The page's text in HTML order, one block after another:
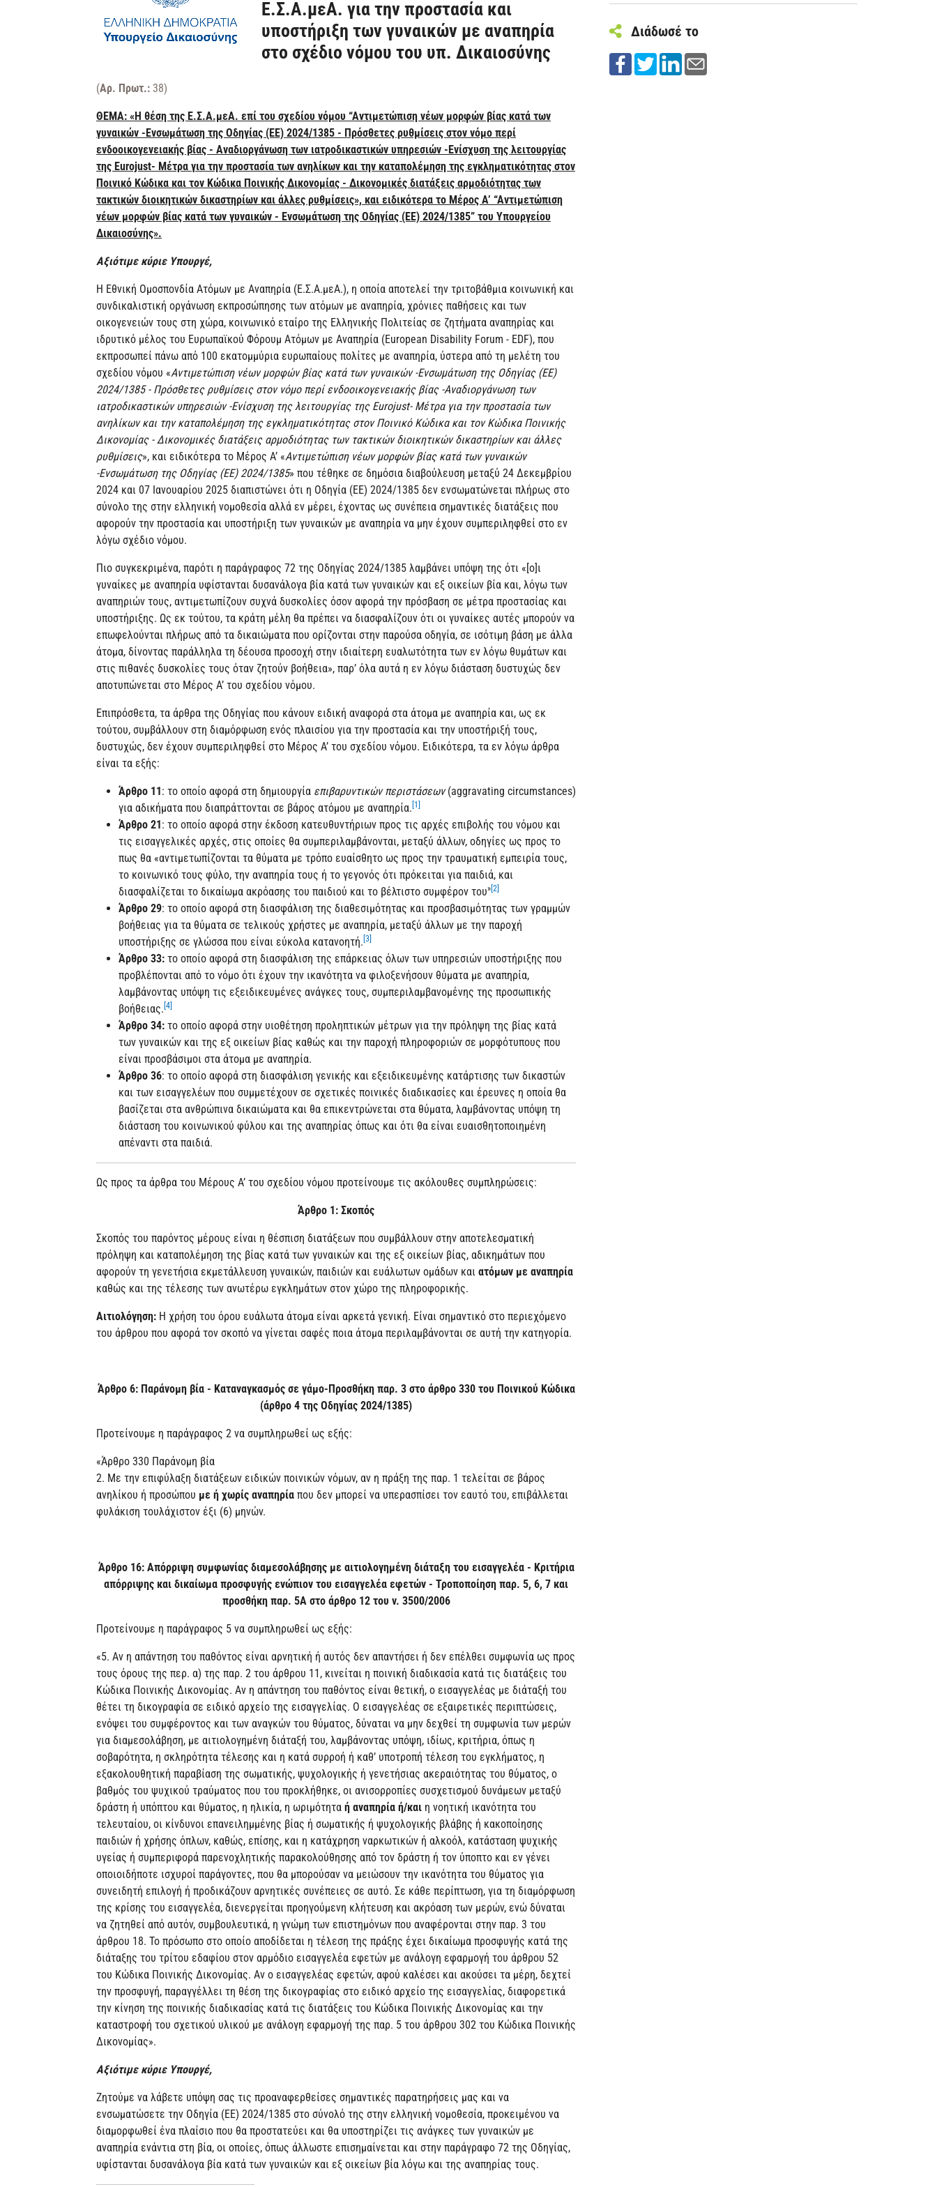
Ε.Σ.Α.μεΑ. για την προστασία και
υποστήριξη των γυναικών με αναπηρία
στο σχέδιο νόμου του υπ. Δικαιοσύνης
(Αρ. Πρωτ.: 38)
ΘΕΜΑ: «Η θέση της Ε.Σ.Α.μεΑ. επί του σχεδίου νόμου “Αντιμετώπιση νέων μορφών βίας κατά των
γυναικών -Ενσωμάτωση της Οδηγίας (ΕΕ) 2024/1385 - Πρόσθετες ρυθμίσεις στον νόμο περί
ενδοοικογενειακής βίας - Αναδιοργάνωση των ιατροδικαστικών υπηρεσιών -Ενίσχυση της λειτουργίας
της Eurojust- Μέτρα για την προστασία των ανηλίκων και την καταπολέμηση της εγκληματικότητας στον
Ποινικό Κώδικα και τον Κώδικα Ποινικής Δικονομίας - Δικονομικές διατάξεις αρμοδιότητας των
τακτικών διοικητικών δικαστηρίων και άλλες ρυθμίσεις», και ειδικότερα το Μέρος Α’ “Αντιμετώπιση
νέων μορφών βίας κατά των γυναικών - Ενσωμάτωση της Οδηγίας (ΕΕ) 2024/1385” του Υπουργείου
Δικαιοσύνης».
Αξιότιμε κύριε Υπουργέ,
Η Εθνική Ομοσπονδία Ατόμων με Αναπηρία (Ε.Σ.Α.μεΑ.), η οποία αποτελεί την τριτοβάθμια κοινωνική και
συνδικαλιστική οργάνωση εκπροσώπησης των ατόμων με αναπηρία, χρόνιες παθήσεις και των
οικογενειών τους στη χώρα, κοινωνικό εταίρο της Ελληνικής Πολιτείας σε ζητήματα αναπηρίας και
ιδρυτικό μέλος του Ευρωπαϊκού Φόρουμ Ατόμων με Αναπηρία (European Disability Forum - EDF), που
εκπροσωπεί πάνω από 100 εκατομμύρια ευρωπαίους πολίτες με αναπηρία, ύστερα από τη μελέτη του
σχεδίου νόμου «Αντιμετώπιση νέων μορφών βίας κατά των γυναικών -Ενσωμάτωση της Οδηγίας (ΕΕ)
2024/1385 - Πρόσθετες ρυθμίσεις στον νόμο περί ενδοοικογενειακής βίας -Αναδιοργάνωση των
ιατροδικαστικών υπηρεσιών -Ενίσχυση της λειτουργίας της Eurojust- Μέτρα για την προστασία των
ανηλίκων και την καταπολέμηση της εγκληματικότητας στον Ποινικό Κώδικα και τον Κώδικα Ποινικής
Δικονομίας - Δικονομικές διατάξεις αρμοδιότητας των τακτικών διοικητικών δικαστηρίων και άλλες
ρυθμίσεις», και ειδικότερα το Μέρος Α’ «Αντιμετώπιση νέων μορφών βίας κατά των γυναικών
-Ενσωμάτωση της Οδηγίας (ΕΕ) 2024/1385» που τέθηκε σε δημόσια διαβούλευση μεταξύ 24 Δεκεμβρίου
2024 και 07 Ιανουαρίου 2025 διαπιστώνει ότι η Οδηγία (EE) 2024/1385 δεν ενσωματώνεται πλήρως στο
σύνολο της στην ελληνική νομοθεσία αλλά εν μέρει, έχοντας ως συνέπεια σημαντικές διατάξεις που
αφορούν την προστασία και υποστήριξη των γυναικών με αναπηρία να μην έχουν συμπεριληφθεί στο εν
λόγω σχέδιο νόμου.
Πιο συγκεκριμένα, παρότι η παράγραφος 72 της Οδηγίας 2024/1385 λαμβάνει υπόψη της ότι «[ο]ι
γυναίκες με αναπηρία υφίστανται δυσανάλογα βία κατά των γυναικών και εξ οικείων βία και, λόγω των
αναπηριών τους, αντιμετωπίζουν συχνά δυσκολίες όσον αφορά την πρόσβαση σε μέτρα προστασίας και
υποστήριξης. Ως εκ τούτου, τα κράτη μέλη θα πρέπει να διασφαλίζουν ότι οι γυναίκες αυτές μπορούν να
επωφελούνται πλήρως από τα δικαιώματα που ορίζονται στην παρούσα οδηγία, σε ισότιμη βάση με άλλα
άτομα, δίνοντας παράλληλα τη δέουσα προσοχή στην ιδιαίτερη ευαλωτότητα των εν λόγω θυμάτων και
στις πιθανές δυσκολίες τους όταν ζητούν βοήθεια», παρ’ όλα αυτά η εν λόγω διάσταση δυστυχώς δεν
αποτυπώνεται στο Μέρος Α’ του σχεδίου νόμου.
Επιπρόσθετα, τα άρθρα της Οδηγίας που κάνουν ειδική αναφορά στα άτομα με αναπηρία και, ως εκ
τούτου, συμβάλλουν στη διαμόρφωση ενός πλαισίου για την προστασία και την υποστήριξή τους,
δυστυχώς, δεν έχουν συμπεριληφθεί στο Μέρος Α’ του σχεδίου νόμου. Ειδικότερα, τα εν λόγω άρθρα
είναι τα εξής:
Άρθρο 11: το οποίο αφορά στη δημιουργία επιβαρυντικών περιστάσεων(aggravating circumstances)
για αδικήματα που διαπράττονται σε βάρος ατόμου με αναπηρία. [1]
Άρθρο 21: το οποίο αφορά στην έκδοση κατευθυντήριων προς τις αρχές επιβολής του νόμου και
τις εισαγγελικές αρχές, στις οποίες θα συμπεριλαμβάνονται, μεταξύ άλλων, οδηγίες ως προς το
πως θα «αντιμετωπίζονται τα θύματα με τρόπο ευαίσθητο ως προς την τραυματική εμπειρία τους,
το κοινωνικό τους φύλο, την αναπηρία τους ή το γεγονός ότι πρόκειται για παιδιά, και
διασφαλίζεται το δικαίωμα ακρόασης του παιδιού και το βέλτιστο συμφέρον του» [2]
Άρθρο 29: το οποίο αφορά στη διασφάλιση της διαθεσιμότητας και προσβασιμότητας των γραμμών
βοήθειας για τα θύματα σε τελικούς χρήστες με αναπηρία, μεταξύ άλλων με την παροχή
υποστήριξης σε γλώσσα που είναι εύκολα κατανοητή. [3]
Άρθρο 33: το οποίο αφορά στη διασφάλιση της επάρκειας όλων των υπηρεσιών υποστήριξης που
προβλέπονται από το νόμο ότι έχουν την ικανότητα να φιλοξενήσουν θύματα με αναπηρία,
λαμβάνοντας υπόψη τις εξειδικευμένες ανάγκες τους, συμπεριλαμβανομένης της προσωπικής
βοήθειας. [4]
Άρθρο 34: το οποίο αφορά στην υιοθέτηση προληπτικών μέτρων για την πρόληψη της βίας κατά
των γυναικών και της εξ οικείων βίας καθώς και την παροχή πληροφοριών σε μορφότυπους που
είναι προσβάσιμοι στα άτομα με αναπηρία.
Άρθρο 36: το οποίο αφορά στη διασφάλιση γενικής και εξειδικευμένης κατάρτισης των δικαστών
και των εισαγγελέων που συμμετέχουν σε σχετικές ποινικές διαδικασίες και έρευνες η οποία θα
βασίζεται στα ανθρώπινα δικαιώματα και θα επικεντρώνεται στα θύματα, λαμβάνοντας υπόψη τη
διάσταση του κοινωνικού φύλου και της αναπηρίας όπως και ότι θα είναι ευαισθητοποιημένη
απέναντι στα παιδιά.
Ως προς τα άρθρα του Μέρους Α’ του σχεδίου νόμου προτείνουμε τις ακόλουθες συμπληρώσεις:
Άρθρο 1: Σκοπός
Σκοπός του παρόντος μέρους είναι η θέσπιση διατάξεων που συμβάλλουν στην αποτελεσματική
πρόληψη και καταπολέμηση της βίας κατά των γυναικών και της εξ οικείων βίας, αδικημάτων που
αφορούν τη γενετήσια εκμετάλλευση γυναικών, παιδιών και ευάλωτων ομάδων και ατόμων με αναπηρία
καθώς και της τέλεσης των ανωτέρω εγκλημάτων στον χώρο της πληροφορικής.
Αιτιολόγηση: Η χρήση του όρου ευάλωτα άτομα είναι αρκετά γενική. Είναι σημαντικό στο περιεχόμενο
του άρθρου που αφορά τον σκοπό να γίνεται σαφές ποια άτομα περιλαμβάνονται σε αυτή την κατηγορία.
Άρθρο 6: Παράνομη βία - Καταναγκασμός σε γάμο-Προσθήκη παρ. 3 στο άρθρο 330 του Ποινικού Κώδικα
(άρθρο 4 της Οδηγίας 2024/1385)
Προτείνουμε η παράγραφος 2 να συμπληρωθεί ως εξής:
«Άρθρο 330 Παράνομη βία
2. Με την επιφύλαξη διατάξεων ειδικών ποινικών νόμων, αν η πράξη της παρ. 1 τελείται σε βάρος
ανηλίκου ή προσώπου με ή χωρίς αναπηρία που δεν μπορεί να υπερασπίσει τον εαυτό του, επιβάλλεται
φυλάκιση τουλάχιστον έξι (6) μηνών.
Άρθρο 16: Απόρριψη συμφωνίας διαμεσολάβησης με αιτιολογημένη διάταξη του εισαγγελέα - Κριτήρια
απόρριψης και δικαίωμα προσφυγής ενώπιον του εισαγγελέα εφετών - Τροποποίηση παρ. 5, 6, 7 και
προσθήκη παρ. 5Α στο άρθρο 12 του ν. 3500/2006
Προτείνουμε η παράγραφος 5 να συμπληρωθεί ως εξής:
«5. Αν η απάντηση του παθόντος είναι αρνητική ή αυτός δεν απαντήσει ή δεν επέλθει συμφωνία ως προς
τους όρους της περ. α) της παρ. 2 του άρθρου 11, κινείται η ποινική διαδικασία κατά τις διατάξεις του
Κώδικα Ποινικής Δικονομίας. Αν η απάντηση του παθόντος είναι θετική, ο εισαγγελέας με διάταξή του
θέτει τη δικογραφία σε ειδικό αρχείο της εισαγγελίας. Ο εισαγγελέας σε εξαιρετικές περιπτώσεις,
ενόψει του συμφέροντος και των αναγκών του θύματος, δύναται να μην δεχθεί τη συμφωνία των μερών
για διαμεσολάβηση, με αιτιολογημένη διάταξή του, λαμβάνοντας υπόψη, ιδίως, κριτήρια, όπως η
σοβαρότητα, η σκληρότητα τέλεσης και η κατά συρροή ή καθ’ υποτροπή τέλεση του εγκλήματος, η
εξακολουθητική παραβίαση της σωματικής, ψυχολογικής ή γενετήσιας ακεραιότητας του θύματος, ο
βαθμός του ψυχικού τραύματος που του προκλήθηκε, οι ανισορροπίες συσχετισμού δυνάμεων μεταξύ
δράστη ή υπόπτου και θύματος, η ηλικία, η ωριμότητα ή αναπηρία ή/και η νοητική ικανότητα του
τελευταίου, οι κίνδυνοι επανειλημμένης βίας ή σωματικής ή ψυχολογικής βλάβης ή κακοποίησης
παιδιών ή χρήσης όπλων, καθώς, επίσης, και η κατάχρηση ναρκωτικών ή αλκοόλ, κατάσταση ψυχικής
υγείας ή συμπεριφορά παρενοχλητικής παρακολούθησης από τον δράστη ή τον ύποπτο και εν γένει
οποιοιδήποτε ισχυροί παράγοντες, που θα μπορούσαν να μειώσουν την ικανότητα του θύματος για
συνειδητή επιλογή ή προδικάζουν αρνητικές συνέπειες σε αυτό. Σε κάθε περίπτωση, για τη διαμόρφωση
της κρίσης του εισαγγελέα, διενεργείται προηγούμενη κλήτευση και ακρόαση των μερών, ενώ δύναται
να ζητηθεί από αυτόν, συμβουλευτικά, η γνώμη των επιστημόνων που αναφέρονται στην παρ. 3 του
άρθρου 18. Το πρόσωπο στο οποίο αποδίδεται η τέλεση της πράξης έχει δικαίωμα προσφυγής κατά της
διάταξης του τρίτου εδαφίου στον αρμόδιο εισαγγελέα εφετών με ανάλογη εφαρμογή του άρθρου 52
του Κώδικα Ποινικής Δικονομίας. Αν ο εισαγγελέας εφετών, αφού καλέσει και ακούσει τα μέρη, δεχτεί
την προσφυγή, παραγγέλλει τη θέση της δικογραφίας στο ειδικό αρχείο της εισαγγελίας, διαφορετικά
την κίνηση της ποινικής διαδικασίας κατά τις διατάξεις του Κώδικα Ποινικής Δικονομίας και την
καταστροφή του σχετικού υλικού με ανάλογη εφαρμογή της παρ. 5 του άρθρου 302 του Κώδικα Ποινικής
Δικονομίας».
Αξιότιμε κύριε Υπουργέ,
Ζητούμε να λάβετε υπόψη σας τις προαναφερθείσες σημαντικές παρατηρήσεις μας και να
ενσωματώσετε την Οδηγία (EE) 2024/1385 στο σύνολό της στην ελληνική νομοθεσία, προκειμένου να
διαμορφωθεί ένα πλαίσιο που θα προστατεύει και θα υποστηρίζει τις ανάγκες των γυναικών με
αναπηρία ενάντια στη βία, οι οποίες, όπως άλλωστε επισημαίνεται και στην παράγραφο 72 της Οδηγίας,
υφίστανται δυσανάλογα βία κατά των γυναικών και εξ οικείων βία λόγω και της αναπηρίας τους.
Διάδωσέ το